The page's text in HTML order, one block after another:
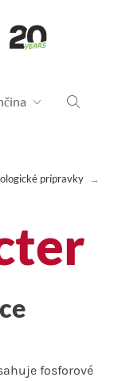
prípravky →
fosforové